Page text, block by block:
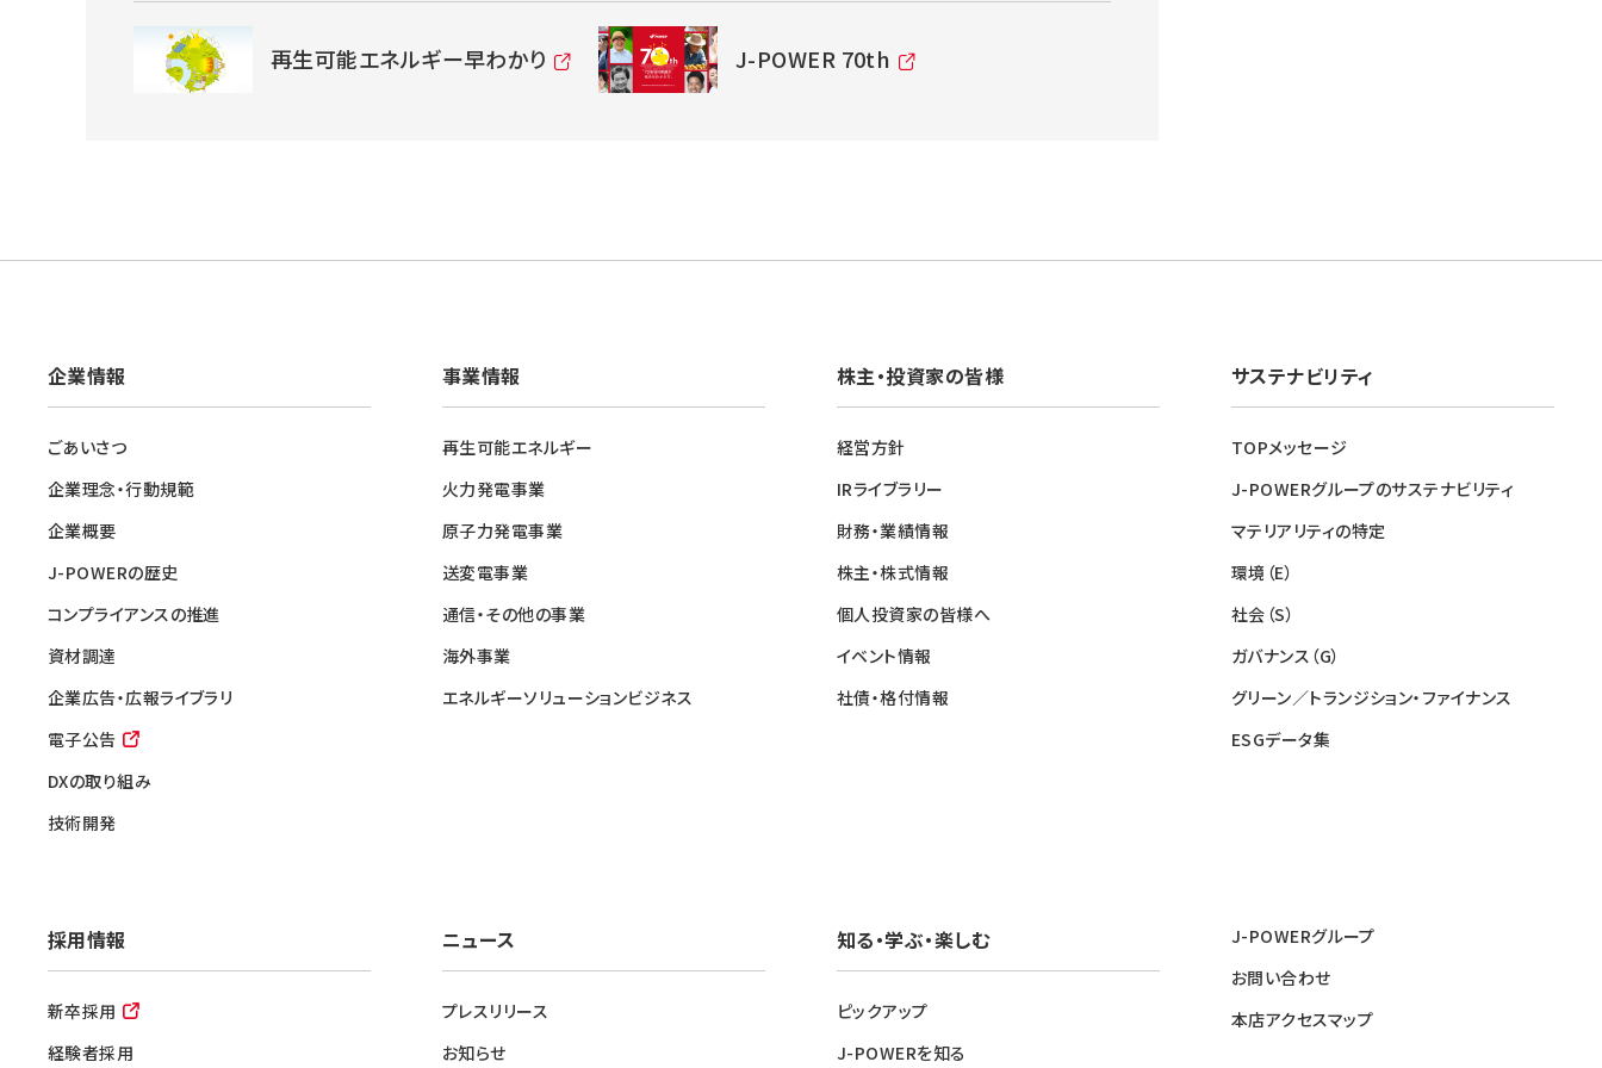
再生可能エネルギー早わかり J-POWER 70th
企業情報
ごあいさつ
企業理念・行動規範
企業概要
J-POWERの歴史
コンプライアンスの推進
資材調達
企業広告・広報ライブラリ
電子公告
DXの取り組み
技術開発
事業情報
再生可能エネルギー
火力発電事業
原子力発電事業
送変電事業
通信・その他の事業
海外事業
エネルギーソリューションビジネス
株主・投資家の皆様
経営方針
IRライブラリー
財務・業績情報
株主・株式情報
個人投資家の皆様へ
イベント情報
社債・格付情報
サステナビリティ
TOPメッセージ
J-POWERグループのサステナビリティ
マテリアリティの特定
環境（E）
社会（S）
ガバナンス（G）
グリーン／トランジション・ファイナンス
ESGデータ集
採用情報
新卒採用
経験者採用
ニュース
プレスリリース
お知らせ
知る・学ぶ・楽しむ
ピックアップ
J-POWERを知る
J-POWERグループ
お問い合わせ
本店アクセスマップ